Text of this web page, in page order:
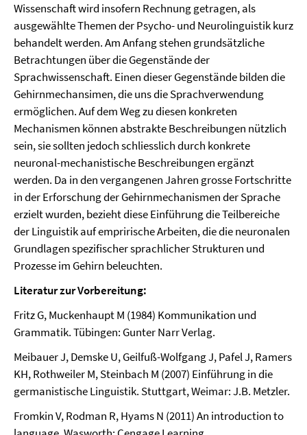
Wissenschaft wird insofern Rechnung getragen, als
ausgewählte Themen der Psycho- und Neurolinguistik kurz
behandelt werden. Am Anfang stehen grundsätzliche
Betrachtungen über die Gegenstände der
Sprachwissenschaft. Einen dieser Gegenstände bilden die
Gehirnmechansimen, die uns die Sprachverwendung
ermöglichen. Auf dem Weg zu diesen konkreten
Mechanismen können abstrakte Beschreibungen nützlich
sein, sie sollten jedoch schliesslich durch konkrete
neuronal-mechanistische Beschreibungen ergänzt
werden. Da in den vergangenen Jahren grosse Fortschritte
in der Erforschung der Gehirnmechanismen der Sprache
erzielt wurden, bezieht diese Einführung die Teilbereiche
der Linguistik auf emprirische Arbeiten, die die neuronalen
Grundlagen spezifischer sprachlicher Strukturen und
Prozesse im Gehirn beleuchten.
Literatur zur Vorbereitung:
Fritz G, Muckenhaupt M (1984) Kommunikation und
Grammatik. Tübingen: Gunter Narr Verlag.
Meibauer J, Demske U, Geilfuß-Wolfgang J, Pafel J, Ramers
KH, Rothweiler M, Steinbach M (2007) Einführung in die
germanistische Linguistik. Stuttgart, Weimar: J.B. Metzler.
Fromkin V, Rodman R, Hyams N (2011) An introduction to